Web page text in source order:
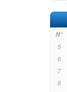
N°
5
6
7
8